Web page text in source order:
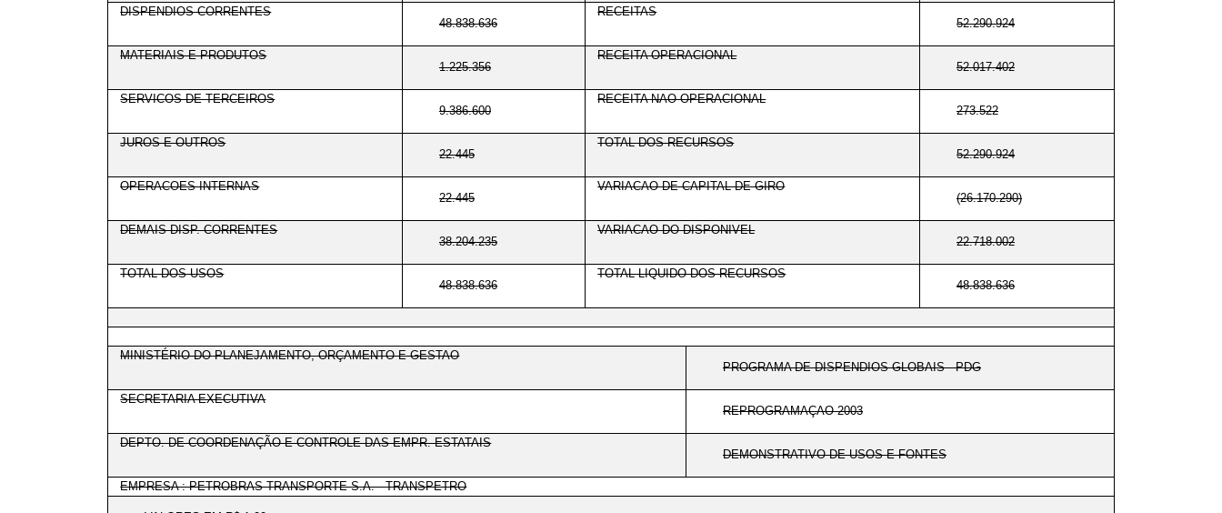
DISPENDIOS CORRENTES
48.838.636
RECEITAS
52.290.924
MATERIAIS E PRODUTOS
1.225.356
RECEITA OPERACIONAL
52.017.402
SERVICOS DE TERCEIROS
9.386.600
RECEITA NAO OPERACIONAL
273.522
JUROS E OUTROS
22.445
TOTAL DOS RECURSOS
52.290.924
OPERACOES INTERNAS
22.445
VARIACAO DE CAPITAL DE GIRO
(26.170.290)
DEMAIS DISP. CORRENTES
38.204.235
VARIACAO DO DISPONIVEL
22.718.002
TOTAL DOS USOS
48.838.636
TOTAL LIQUIDO DOS RECURSOS
48.838.636
MINISTÉRIO DO PLANEJAMENTO, ORÇAMENTO E GESTAO
PROGRAMA DE DISPENDIOS GLOBAIS - PDG
SECRETARIA EXECUTIVA
REPROGRAMAÇAO 2003
DEPTO. DE COORDENAÇÃO E CONTROLE DAS EMPR. ESTATAIS
DEMONSTRATIVO DE USOS E FONTES
EMPRESA : PETROBRAS TRANSPORTE S.A. - TRANSPETRO